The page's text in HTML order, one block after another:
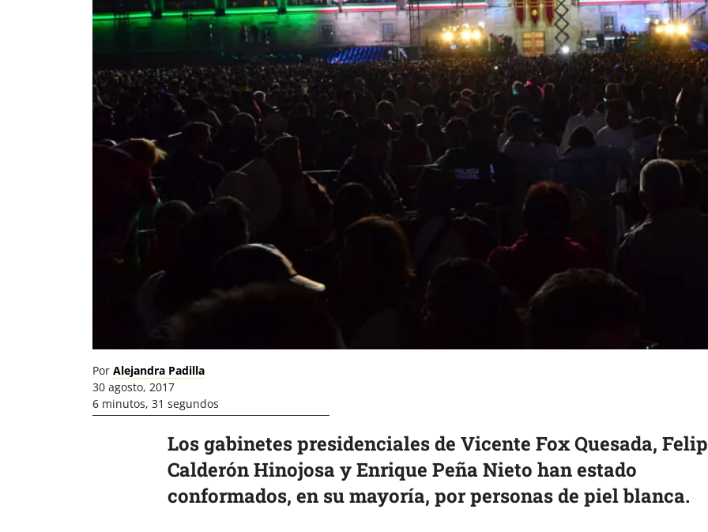
Por Alejandra Padilla
30 agosto, 2017
6 minutos, 31 segundos
Los gabinetes presidenciales de Vicente Fox Quesada,
Calderón Hinojosa y Enrique Peña Nieto han estado
conformados, en su mayoría, por personas de piel blanca.